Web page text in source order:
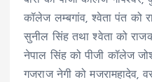
कॉलेज लम्बगांव, श्वेता पंत को
सुनील सिंह तथा श्वेता को
नेपाल सिंह को पीजी कॉलेज
गजराज नेगी को मजरामहादेव,